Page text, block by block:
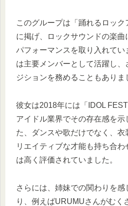
このグループは「踊れるロッ
に掲げ、ロックサウンドの楽曲
パフォーマンスを取り入れて
は主要メンバーとして活躍し、
ジションを務めることもありま
彼女は2018年には「IDOL
アイドル業界でその存在感を示
た、ダンスや歌だけでなく、衣
リエイティブな才能も持ち合
は高く評価されていました。
さらには、姉妹での関わりを感
り、例えばURUMUさんがむく